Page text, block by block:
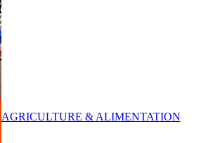
AGRICULTURE & ALIMENTATION